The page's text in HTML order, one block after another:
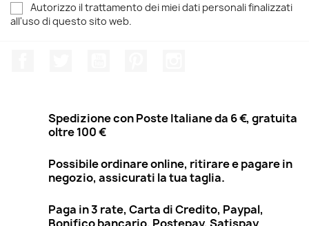
Autorizzo il trattamento dei miei dati personali finalizzati
all'uso di questo sito web.
Spedizione con Poste Italiane da 6 €, gratuita
oltre 100 €
Possibile ordinare online, ritirare e pagare in
negozio, assicurati la tua taglia.
Paga in 3 rate, Carta di Credito, Paypal,